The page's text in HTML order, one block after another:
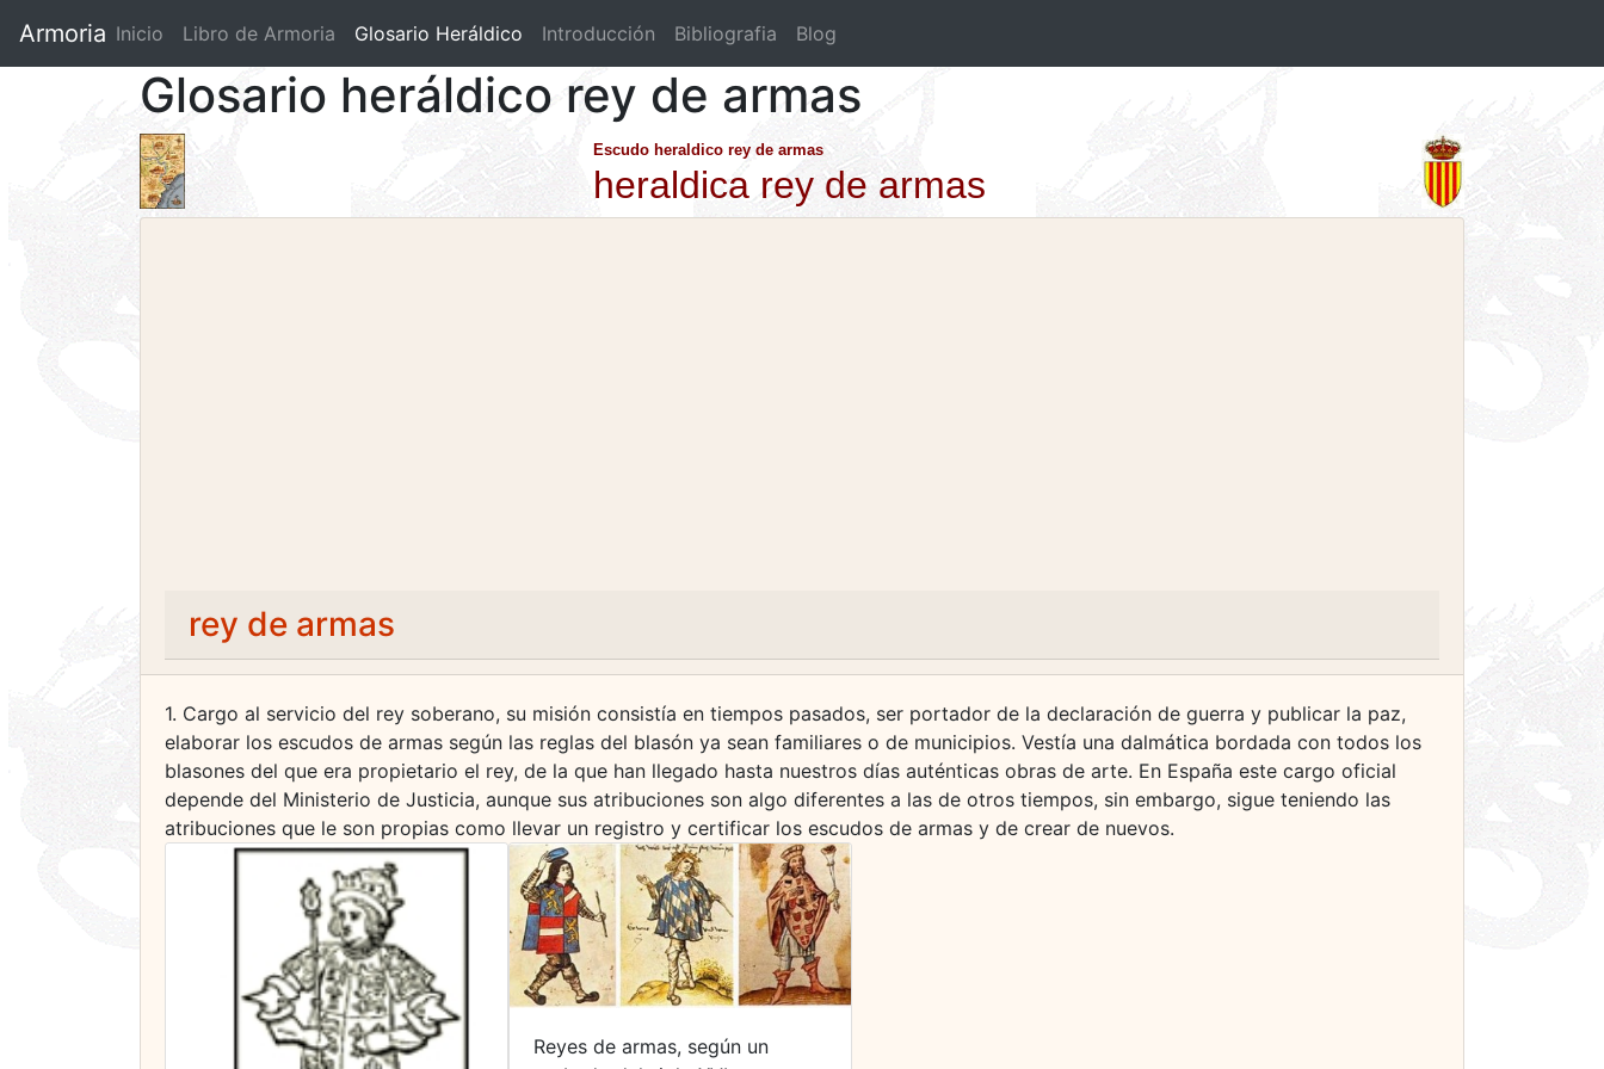
Armoria Inicio Libro de Armoria (current)
Glosario Heráldico Introducción Bibliografia Blog
Glosario heráldico rey de armas
Escudo heraldico rey de armas
heraldica rey de armas
rey de armas
1. Cargo al servicio del rey soberano, su misión consistía en tiempos pasados, ser portador de la declaración de guerra y publicar la paz,
elaborar los escudos de armas según las reglas del blasón ya sean familiares o de municipios. Vestía una dalmática bordada con todos los
blasones del que era propietario el rey, de la que han llegado hasta nuestros días auténticas obras de arte. En España este cargo oficial
depende del Ministerio de Justicia, aunque sus atribuciones son algo diferentes a las de otros tiempos, sin embargo, sigue teniendo las
atribuciones que le son propias como llevar un registro y certificar los escudos de armas y de crear de nuevos.
Reyes de armas, según un